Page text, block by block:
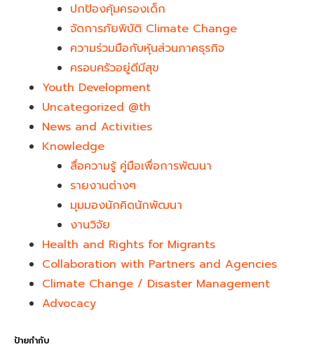
ปกป้องคุ้มครองเด็ก
จัดการภัยพิบัติ Climate Change
ความร่วมมือกับหุ้นส่วนภาคธุรกิจ
ครอบครัวอยู่ดีมีสุข
Youth Development​
Uncategorized @th
News and Activities
Knowledge
สื่อความรู้ คู่มือเพื่อการพัฒนา
รายงานต่างๆ
มุมมองนักคิดนักพัฒนา
งานวิจัย
Health and Rights for Migrants
Collaboration with Partners and Agencies
Climate Change / Disaster Management
Advocacy
ป้ายกำกับ